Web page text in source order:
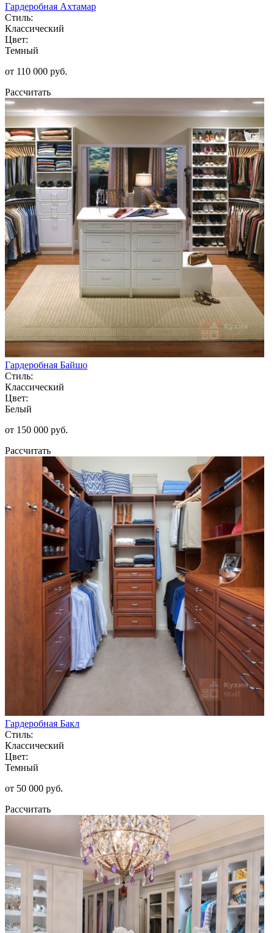
Гардеробная Ахтамар
Стиль:
Классический
Цвет:
Темный
от 110 000 руб.
Рассчитать
Гардеробная Байшо
Стиль:
Классический
Цвет:
Белый
от 150 000 руб.
Рассчитать
Гардеробная Бакл
Стиль:
Классический
Цвет:
Темный
от 50 000 руб.
Рассчитать